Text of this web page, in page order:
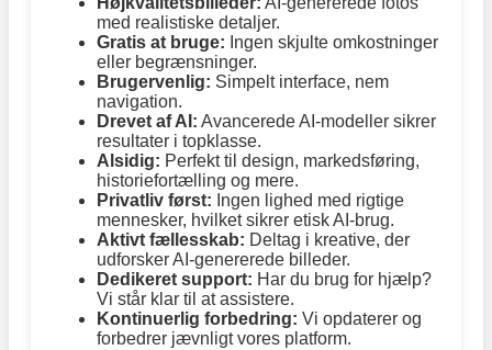
med realistiske detaljer.
Gratis at bruge: Ingen skjulte omkostninger
eller begrænsninger.
Brugervenlig: Simpelt interface, nem
navigation.
Drevet af AI: Avancerede AI-modeller sikrer
resultater i topklasse.
Alsidig: Perfekt til design, markedsføring,
historiefortælling og mere.
Privatliv først: Ingen lighed med rigtige
mennesker, hvilket sikrer etisk AI-brug.
Aktivt fællesskab: Deltag i kreative, der
udforsker AI-genererede billeder.
Dedikeret support: Har du brug for hjælp?
Vi står klar til at assistere.
Kontinuerlig forbedring: Vi opdaterer og
forbedrer jævnligt vores platform.